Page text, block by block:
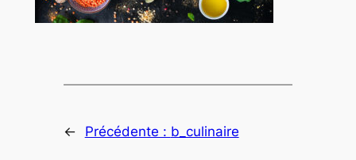
← Précédente : b_culinaire